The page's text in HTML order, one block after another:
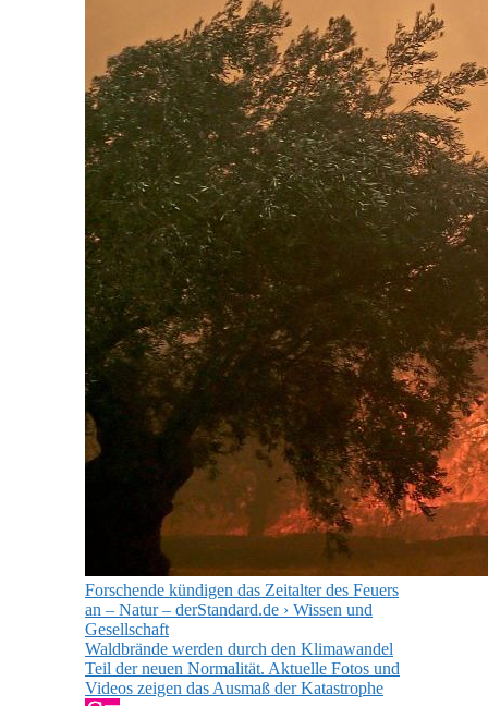
Forschende kündigen das Zeitalter des Feuers
an – Natur – derStandard.de › Wissen und
Gesellschaft
Waldbrände werden durch den Klimawandel
Teil der neuen Normalität. Aktuelle Fotos und
Videos zeigen das Ausmaß der Katastrophe